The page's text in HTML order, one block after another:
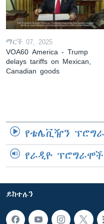
ማርች 07, 2025
VOA60 America - Trump
delays tariffs on Mexican,
Canadian goods
የቴሌቪዥን
የራዲዮ
ይከተሉን